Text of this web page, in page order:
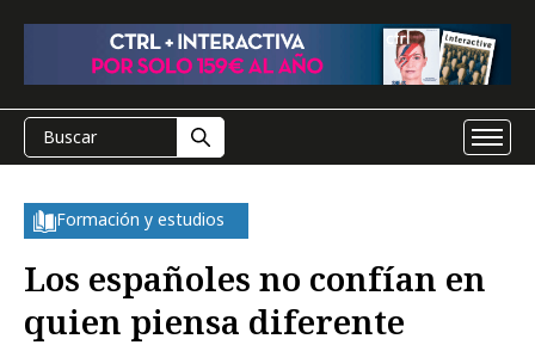
Formación y estudios
Los españoles no confían en
quien piensa diferente